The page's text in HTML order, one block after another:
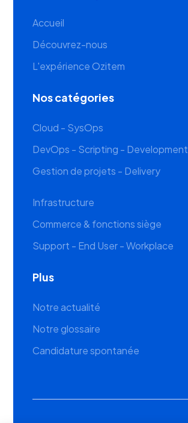
Accueil
Découvrez-nous
L'expérience Ozitem
Nos catégories
Cloud - SysOps
DevOps - Scripting - Development
Gestion de projets - Delivery
Infrastructure
Commerce & fonctions siège
Support - End User - Workplace
Plus
Notre actualité
Notre glossaire
Candidature spontanée